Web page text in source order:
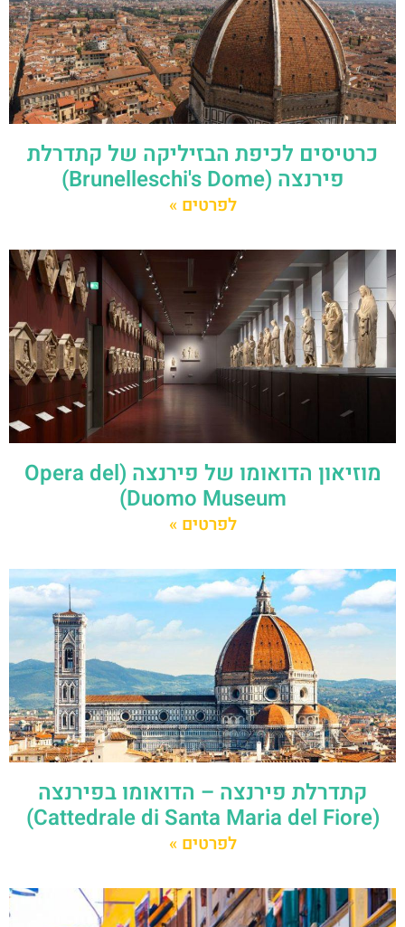
כרטיסים לכיפת הבזיליקה של קתדרלת
פירנצה (Brunelleschi's Dome)
לפרטים »
מוזיאון הדואומו של פירנצה (Opera del
Duomo Museum)
לפרטים »
קתדרלת פירנצה – הדואומו בפירנצה
(Cattedrale di Santa Maria del Fiore)
לפרטים »